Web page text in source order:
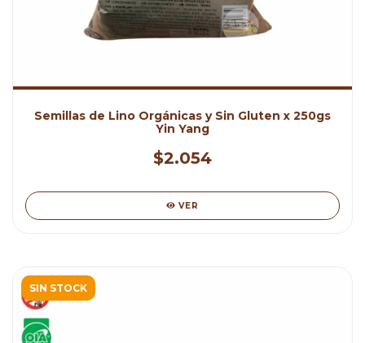
Semillas de Lino Orgánicas y Sin Gluten x 250gs
Yin Yang
$2.054
VER
SIN STOCK